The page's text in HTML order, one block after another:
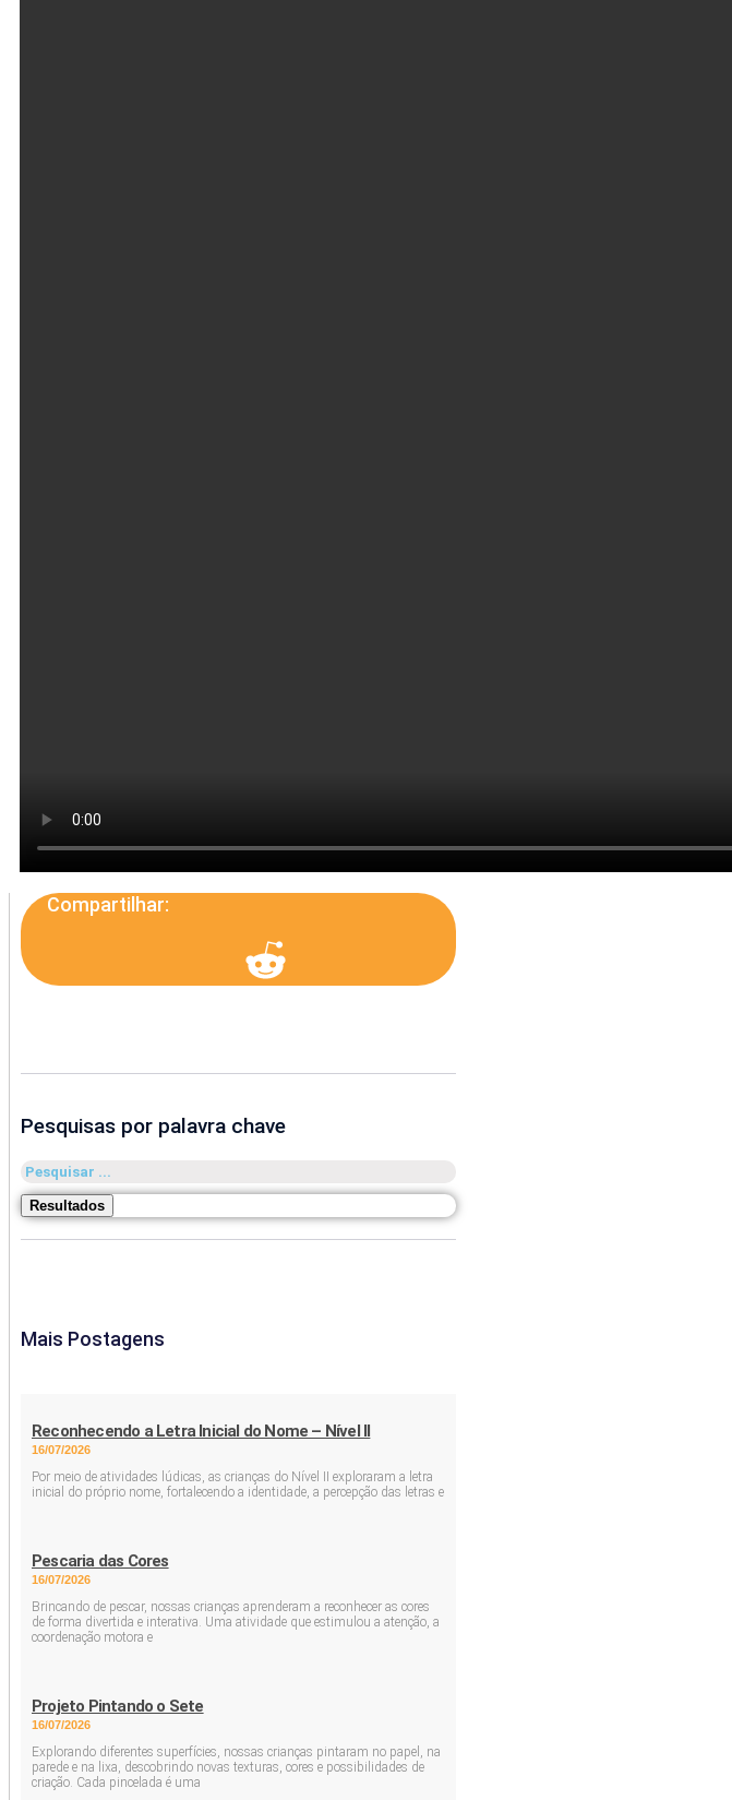
Compartilhar:
Pesquisas por palavra chave
Pesquisar
...
Resultados
Mais Postagens
Reconhecendo a Letra Inicial do Nome – Nível II
16/07/2026
Por meio de atividades lúdicas, as crianças do Nível II exploraram a letra
inicial do próprio nome, fortalecendo a identidade, a percepção das letras e
Pescaria das Cores
16/07/2026
Brincando de pescar, nossas crianças aprenderam a reconhecer as cores
de forma divertida e interativa. Uma atividade que estimulou a atenção, a
coordenação motora e
Projeto Pintando o Sete
16/07/2026
Explorando diferentes superfícies, nossas crianças pintaram no papel, na
parede e na lixa, descobrindo novas texturas, cores e possibilidades de
criação. Cada pincelada é uma